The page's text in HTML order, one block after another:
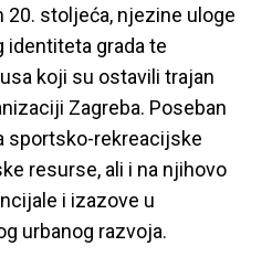
stoljeća, njezine uloge
identiteta grada te
koji su ostavili trajan
Zagreba. Poseban
sportsko-rekreacijske
resurse, ali i na njihovo
i izazove u
urbanog razvoja.